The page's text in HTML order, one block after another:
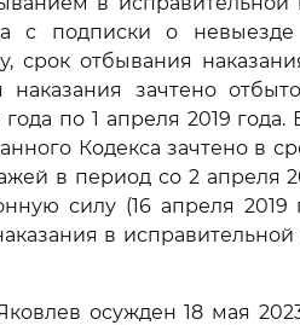
с подписки о
срок отбывания
зачтено
по 1 апреля 2019 года.
Кодекса зачтено в
в период со 2 апреля
силу (16 апреля 2019
в
осужден 18 мая